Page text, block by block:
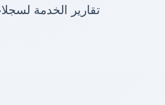
تقارير الخدمة